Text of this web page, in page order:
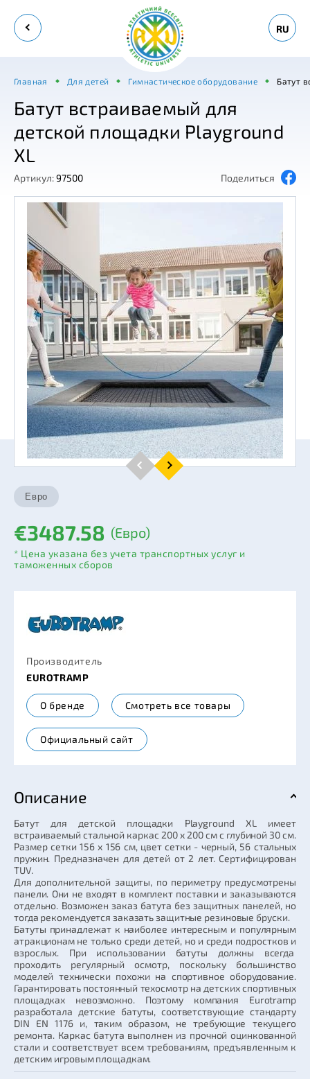
RU
Главная Для детей Гимнастическое оборудование Батут
Артикул:97500 Поделиться
Батут встраиваемый для
детской площадки Playground
XL
€3487.58 (Евро)
* Цена указана без учета транспортных услуг и
таможенных сборов
Производитель
EUROTRAMP
О бренде Смотреть все товары
Официальный сайт
Описание
Батут для детской площадки Playground XL имеет
встраиваемый стальной каркас 200 х 200 см с глубиной 30 см.
Размер сетки 156 х 156 см, цвет сетки - черный, 56 стальных
пружин. Предназначен для детей от 2 лет. Сертифицирован
TUV.
Для дополнительной защиты, по периметру предусмотрены
панели. Они не входят в комплект поставки и заказываются
отдельно. Возможен заказ батута без защитных панелей, но
тогда рекомендуется заказать защитные резиновые бруски.
Батуты принадлежат к наиболее интересным и популярным
атракционам не только среди детей, но и среди подростков и
взрослых. При использовании батуты должны всегда
проходить регулярный осмотр, поскольку большинство
моделей технически похожи на спортивное оборудование.
Гарантировать постоянный техосмотр на детских спортивных
площадках невозможно. Поэтому компания Eurotramp
разработала детские батуты, соответствующие стандарту
DIN EN 1176 и, таким образом, не требующие текущего
ремонта. Каркас батута выполнен из прочной оцинкованной
стали и соответствует всем требованиям, предъявленным к
детским игровым площадкам.